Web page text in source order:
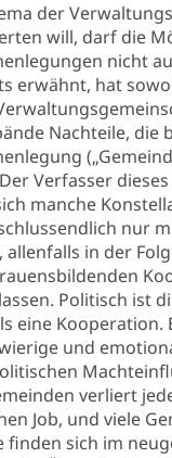
der
will, darf die
nicht
erwähnt, hat
Nachteile, die
Verfasser
manche
nur
in der
Politisch ist
eine Kooperation.
und
verliert
Job, und viele
finden sich im